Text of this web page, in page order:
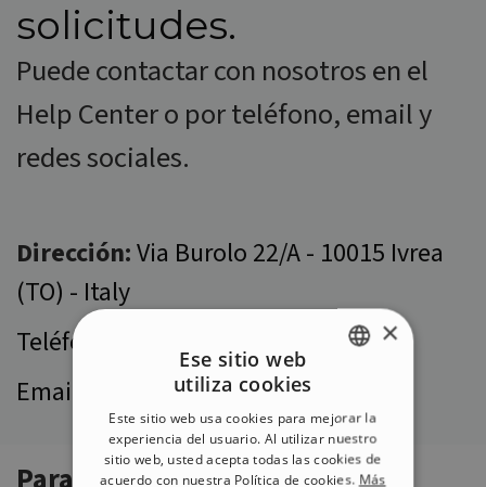
solicitudes.
Puede contactar con nosotros en el
Help Center o por teléfono, email y
redes sociales.
Dirección:Via Burolo 22/A - 10015 Ivrea
(TO) - Italy
Teléfono
+39 0125 253491
Email:
sales@incomedia.euENGLISH
ITALIAN
GERMAN
×
Ese sitio web
utiliza cookies
Este sitio web usa cookies para mejorar la
experiencia del usuario. Al utilizar nuestro
sitio web, usted acepta todas las cookies de
acuerdo con nuestra Política de cookies. Más